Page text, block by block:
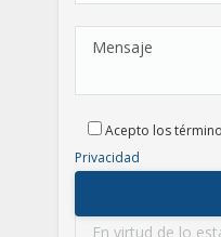
Acepto los
Privacidad